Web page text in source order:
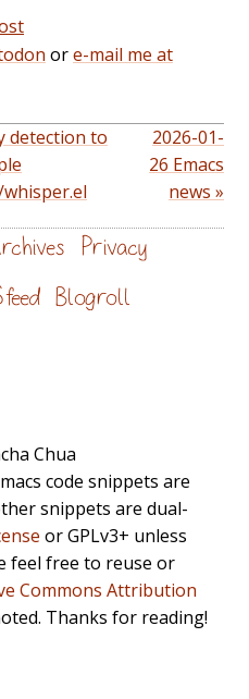
ore-mail me at
detection to
2026-01-
26 Emacs
news »
Privacy
feed Blogroll
Chua
code snippets are
snippets are dual-
or GPLv3+ unless
feel free to reuse or
Commons Attribution
Thanks for reading!